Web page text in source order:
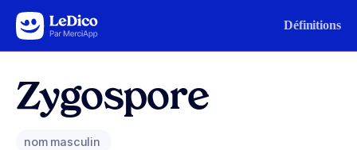
Aller au contenu Définitions
Zygospore
nom masculin